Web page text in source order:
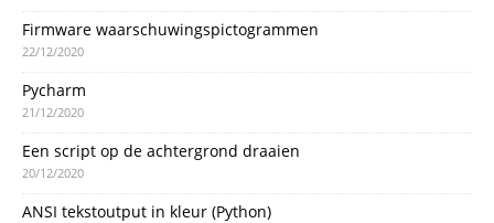
Firmware waarschuwingspictogrammen
22/12/2020
Pycharm
21/12/2020
Een script op de achtergrond draaien
20/12/2020
ANSI tekstoutput in kleur (Python)